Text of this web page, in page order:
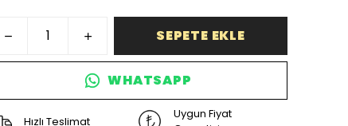
SEPETE EKLE
WHATSAPP
Hızlı Teslimat
Uygun Fiyat